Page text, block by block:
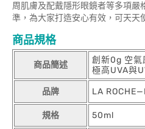
周肌膚及配戴隱形眼鏡者等多項嚴
準，為大家打造安心有效，可天天
商品規格
商品簡述
創新0g 空氣
極高UVA與
品牌 LA
規格 50ml